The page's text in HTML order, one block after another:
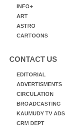
INFO+
ART
ASTRO
CARTOONS
CONTACT US
EDITORIAL
ADVERTISMENTS
CIRCULATION
BROADCASTING
KAUMUDY TV ADS
CRM DEPT